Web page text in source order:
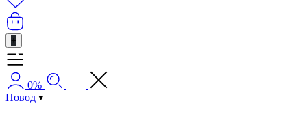
+
0%
Повод